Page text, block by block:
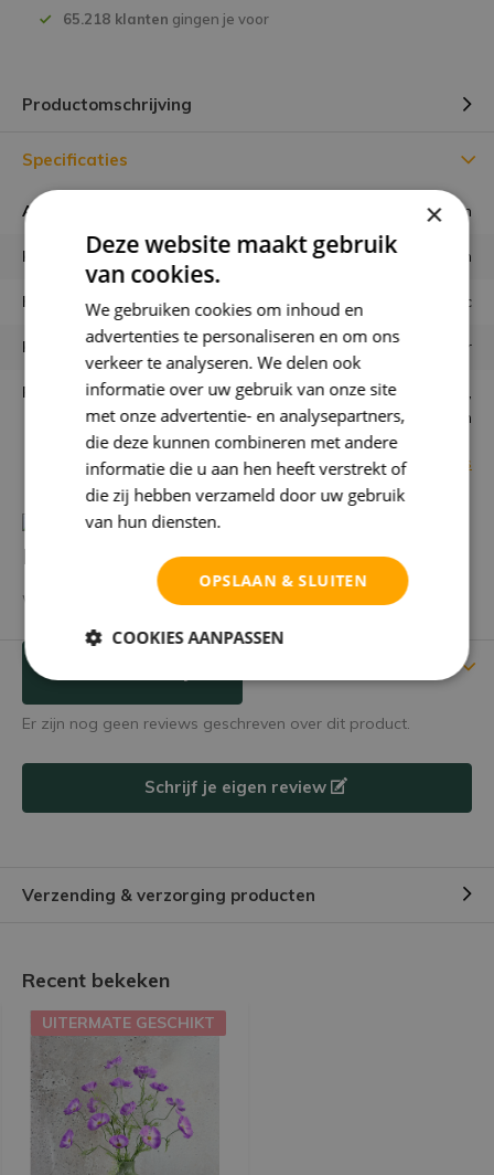
65.218 klanten gingen je voor
Productomschrijving
Specificaties
Afmeting boeket 50 ⌀ cm
Hoogte boeket 80 cm
Kleuren Lilac
Houdbaarheid eeuwig houdbaar
Plaatsen
Woonkamer, Eetkamer,
Keuken
Bekijk alle specificaties
Heb je een vraag over dit product?
We helpen je graag met het vinden van het juiste product.
Er zijn nog geen reviews geschreven over dit product.
Schrijf je eigen review
Verzending & verzorging producten
Recent bekeken
UITERMATE GESCHIKT
×
Deze website maakt gebruik
van cookies.
We gebruiken cookies om inhoud en
advertenties te personaliseren en om ons
verkeer te analyseren. We delen ook
informatie over uw gebruik van onze site
met onze advertentie- en analysepartners,
die deze kunnen combineren met andere
informatie die u aan hen heeft verstrekt of
die zij hebben verzameld door uw gebruik
van hun diensten.
OPSLAAN & SLUITEN
COOKIES AANPASSEN